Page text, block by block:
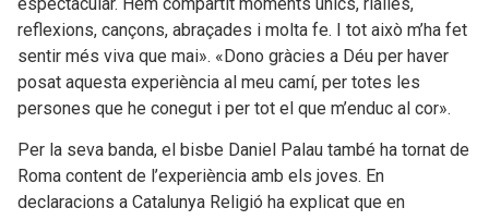
reflexions, cançons, abraçades i molta fe. I tot això m’ha fet
sentir més viva que mai». «Dono gràcies a Déu per haver
posat aquesta experiència al meu camí, per totes les
persones que he conegut i per tot el que m’enduc al cor».
Per la seva banda, el bisbe Daniel Palau també ha tornat de
Roma content de l’experiència amb els joves. En
declaracions a Catalunya Religió ha explicat que en